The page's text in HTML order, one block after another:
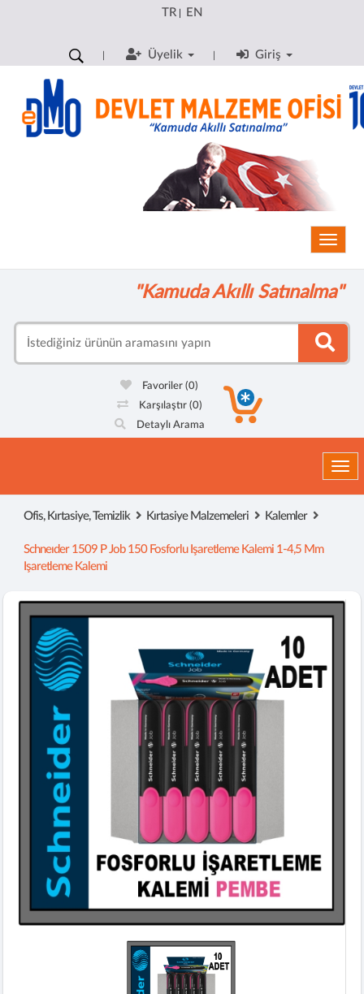
TR| EN
Üyelik Giriş
"Kamuda Akıllı Satınalma"
Favoriler(0)
Karşılaştır (0)
Detaylı Arama
Ofis, Kırtasiye, Temizlik Kırtasiye Malzemeleri Kalemler
Schneıder 1509 P Job 150 Fosforlu Işaretleme Kalemi 1-4,5 Mm
Işaretleme Kalemi